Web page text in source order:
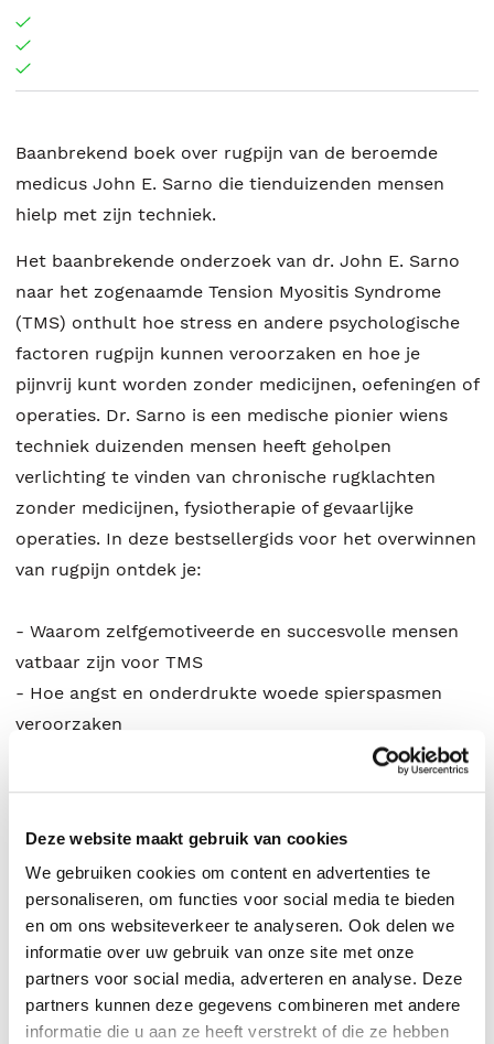
Deze website maakt gebruik van cookies
We gebruiken cookies om content en advertenties te
personaliseren, om functies voor social media te bieden
en om ons websiteverkeer te analyseren. Ook delen we
informatie over uw gebruik van onze site met onze
partners voor social media, adverteren en analyse. Deze
partners kunnen deze gegevens combineren met andere
informatie die u aan ze heeft verstrekt of die ze hebben
Baanbrekend boek over rugpijn van de beroemde
medicus John E. Sarno die tienduizenden mensen
hielp met zijn techniek.
Het baanbrekende onderzoek van dr. John E. Sarno
naar het zogenaamde Tension Myositis Syndrome
(TMS) onthult hoe stress en andere psychologische
factoren rugpijn kunnen veroorzaken en hoe je
pijnvrij kunt worden zonder medicijnen, oefeningen of
operaties. Dr. Sarno is een medische pionier wiens
techniek duizenden mensen heeft geholpen
verlichting te vinden van chronische rugklachten
zonder medicijnen, fysiotherapie of gevaarlijke
operaties. In deze bestsellergids voor het overwinnen
van rugpijn ontdek je:
- Waarom zelfgemotiveerde en succesvolle mensen
vatbaar zijn voor TMS
- Hoe angst en onderdrukte woede spierspasmen
veroorzaken
- Hoe mensen zichzelf 'trainen' om rugpijn te ervaren
te herkennen
Met casuïstiek en de resultaten van diepgaand mind-
body onderzoek beschrijft dr. Sarno hoe patiënten de
emotionele wortels van hun TMS herkennen en de
verbindingen tussen mentale en fysieke pijn
verbreken en hoe u, door alleen maar dit boek te